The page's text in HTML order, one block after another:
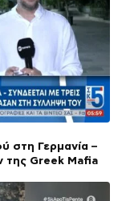
στη Γερμανία –
της Greek Mafia